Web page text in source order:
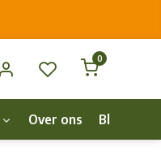
0
Over ons Blog